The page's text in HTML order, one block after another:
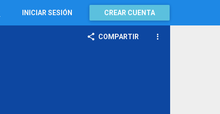
INICIAR SESIÓN CREAR CUENTA
COMPARTIR